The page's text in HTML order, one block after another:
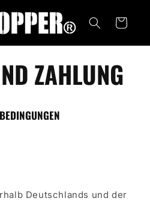
Warenkorb
ZAHLUNG
Deutschlands und der